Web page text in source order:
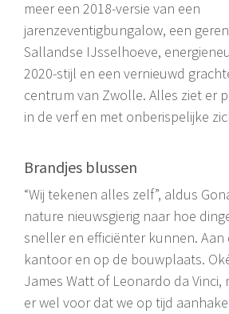
meer een 2018-versie van een
jarenzeventigbungalow, een
Sallandse IJsselhoeve,
2020-stijl en een vernieuwd
centrum van Zwolle. Alles ziet er
in de verf en met onberispelijke
Brandjes blussen
“Wij tekenen alles zelf”, aldus
nature nieuwsgierig naar hoe
sneller en efficiënter kunnen.
kantoor en op de bouwplaats.
James Watt of Leonardo da Vinci,
er wel voor dat we op tijd